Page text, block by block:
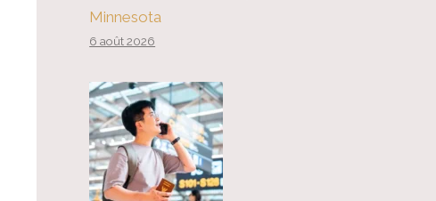
Minnesota
6 août 2026